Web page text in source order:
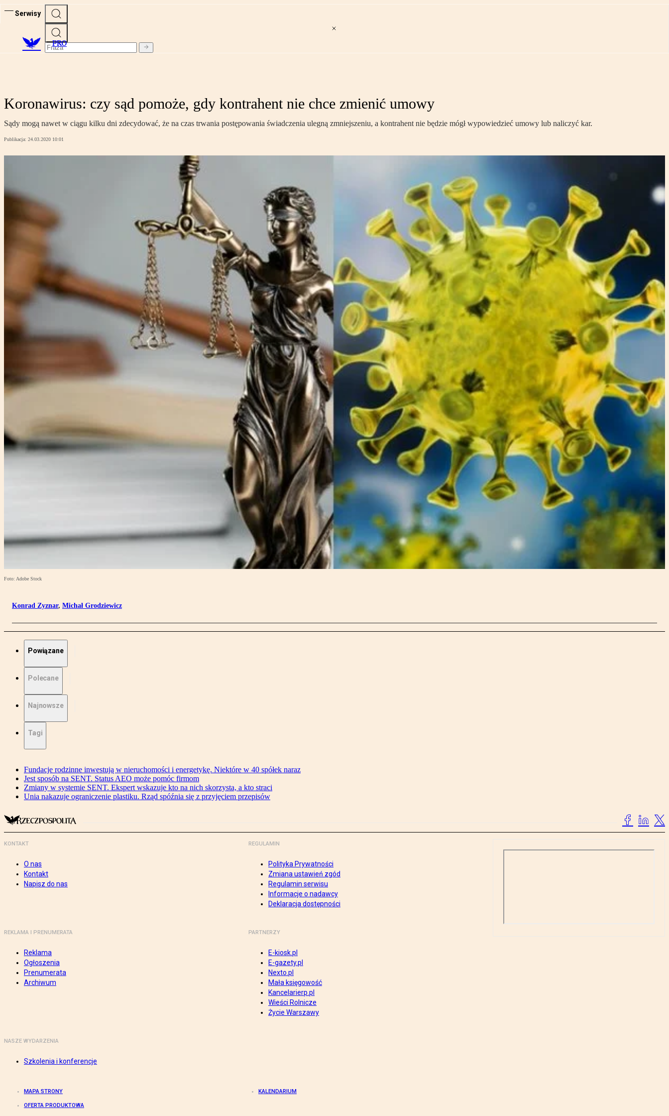
Serwisy
PRO
Koronawirus: czy sąd pomoże, gdy kontrahent nie chce zmienić umowy
Sądy mogą nawet w ciągu kilku dni zdecydować, że na czas trwania postępowania świadczenia ulegną zmniejszeniu, a kontrahent nie będzie mógł wypowiedzieć umowy lub naliczyć kar.
Publikacja: 24.03.2020 10:01
Foto: Adobe Stock
Konrad Zyznar, Michał Grodziewicz
Powiązane
Polecane
Najnowsze
Tagi
Fundacje rodzinne inwestują w nieruchomości i energetykę. Niektóre w 40 spółek naraz
Jest sposób na SENT. Status AEO może pomóc firmom
Zmiany w systemie SENT. Ekspert wskazuje kto na nich skorzysta, a kto straci
Unia nakazuje ograniczenie plastiku. Rząd spóźnia się z przyjęciem przepisów
KONTAKT
O nas
Kontakt
Napisz do nas
REGULAMIN
Polityka Prywatności
Zmiana ustawień zgód
Regulamin serwisu
Informacje o nadawcy
Deklaracja dostępności
REKLAMA I PRENUMERATA
Reklama
Ogłoszenia
Prenumerata
Archiwum
PARTNERZY
E-kiosk.pl
E-gazety.pl
Nexto.pl
Mała księgowość
Kancelarierp.pl
Wieści Rolnicze
Życie Warszawy
NASZE WYDARZENIA
Szkolenia i konferencje
MAPA STRONY KALENDARIUM
OFERTA PRODUKTOWA